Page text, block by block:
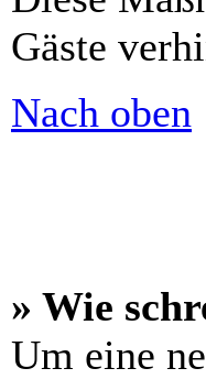
Gäste
Nach oben
» Wie
Um eine